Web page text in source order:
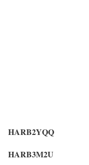
HARB2YQQ
HARB3M2U